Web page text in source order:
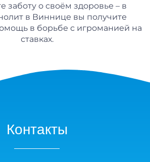
заботу о своём здоровье – в
в Виннице вы получите
в борьбе с игроманией на
ставках.
Контакты